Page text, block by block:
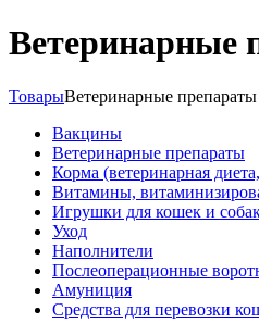
Ветеринарные
ТоварыВетеринарные препараты
Вакцины
Ветеринарные препараты
Корма (ветеринарная
Витамины,
Игрушки для кошек и
Уход
Наполнители
Послеоперационные
Амуниция
Средства для перевозки